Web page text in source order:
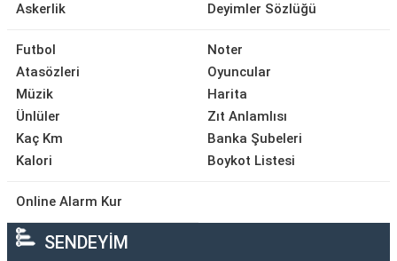
Askerlik
Deyimler Sözlüğü
Futbol
Atasözleri
Müzik
Ünlüler
Kaç Km
Kalori
Noter
Oyuncular
Harita
Zıt Anlamlısı
Banka Şubeleri
Boykot Listesi
Online Alarm Kur
SENDEYİM